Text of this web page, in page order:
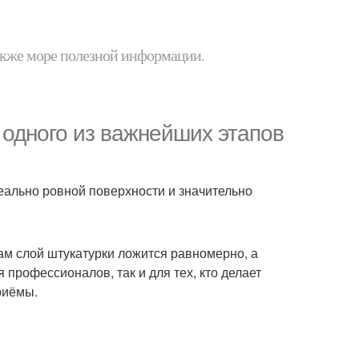
море полезной информации.
из важнейших этапов
ровной поверхности и значительно
слой штукатурки ложится равномерно, а
так и для тех, кто делает